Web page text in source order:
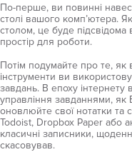
По-перше, ви повинні
столі вашого комп’ютера.
столом, це буде
простір для роботи.
Потім подумайте про те, як
інструменти ви
завдань. В епоху інтернету
управління завданнями, як
оновлюйте свої нотатки
Todoist, Dropbox Paper або
класичні записники,
скасовував.